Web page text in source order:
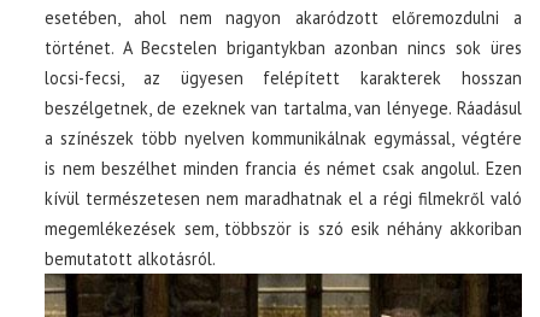
esetében, ahol nem nagyon akaródzott előremozdulni a
történet. A Becstelen brigantykban azonban nincs sok üres
locsi-fecsi, az ügyesen felépített karakterek hosszan
beszélgetnek, de ezeknek van tartalma, van lényege. Ráadásul
a színészek több nyelven kommunikálnak egymással, végtére
is nem beszélhet minden francia és német csak angolul. Ezen
kívül természetesen nem maradhatnak el a régi filmekről való
megemlékezések sem, többször is szó esik néhány akkoriban
bemutatott alkotásról.